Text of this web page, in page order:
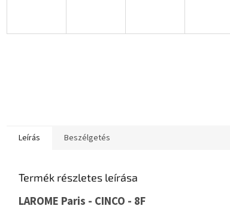
Leírás Beszélgetés
Termék részletes leírása
LAROME Paris - CINCO - 8F